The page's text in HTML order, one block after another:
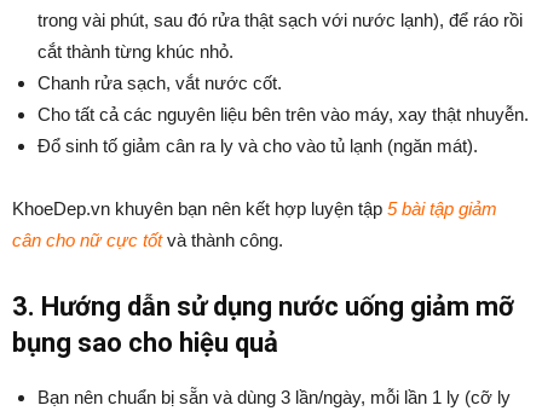
trong vài phút, sau đó rửa thật sạch với nước lạnh), để ráo rồi
cắt thành từng khúc nhỏ.
Chanh rửa sạch, vắt nước cốt.
Cho tất cả các nguyên liệu bên trên vào máy, xay thật nhuyễn.
Đổ sinh tố giảm cân ra ly và cho vào tủ lạnh (ngăn mát).
KhoeDep.vn khuyên bạn nên kết hợp luyện tập 5 bài tập giảm
cân cho nữ cực tốtvà thành công.
3. Hướng dẫn sử dụng nước uống giảm mỡ
bụng sao cho hiệu quả
Bạn nên chuẩn bị sẵn và dùng 3 lần/ngày, mỗi lần 1 ly (cỡ ly